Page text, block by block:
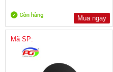
Mua ngay
Mã SP: